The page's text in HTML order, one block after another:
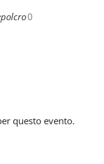
0
questo evento.